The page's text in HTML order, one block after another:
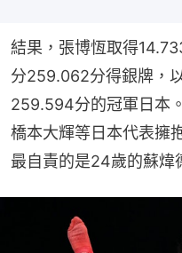
結果，張博恆取得
分259.062分得銀牌，
259.594分的冠軍日本
橋本大輝等日本代表擁
最自責的是24歲的蘇煒